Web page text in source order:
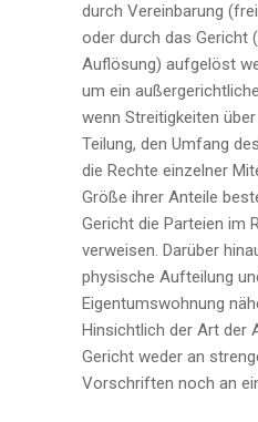
durch Vereinbarung
oder durch das Gericht
Auflösung) aufgelöst
um ein
wenn Streitigkeiten
Teilung, den Umfang
die Rechte einzelner
Größe ihrer Anteile
Gericht die Parteien im
verweisen. Darüber
physische Aufteilung
Eigentumswohnung
Hinsichtlich der Art der
Gericht weder an
Vorschriften noch an